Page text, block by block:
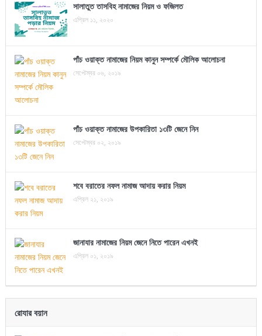
সালাতুত তাসবিহ নামাজের নিয়ম ও ফজিলত
এপ্রিল ১১, ২০২০
পাঁচ ওয়াক্ত নামাজের নিয়ম কানুন সম্পর্কে মৌলিক আলোচনা
সেপ্টেম্বর ০৬, ২০১৯
পাঁচ ওয়াক্ত নামাজের উপকারিতা ১৩টি জেনে নিন
সেপ্টেম্বর ০২, ২০১৯
শবে বরাতের নফল নামাজ আদায় করার নিয়ম
এপ্রিল ২১, ২০১৯
জানাযার নামাজের নিয়ম জেনে নিতে পারেন এখনই
এপ্রিল ০১, ২০১৯
রোযার বয়ান